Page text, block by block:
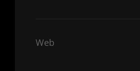
Web